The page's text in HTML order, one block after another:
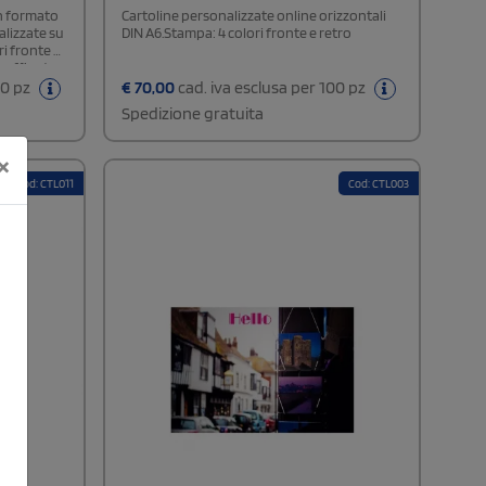
formato
su
fronte e
i dettagli
pz
Cartoline personalizzate online orizzontali
DIN A6.Stampa: 4 colori fronte e retro
€ 70,00cad. iva esclusa per 100 pz
Spedizione gratuita
Cod: CTL011 Cod: CTL003